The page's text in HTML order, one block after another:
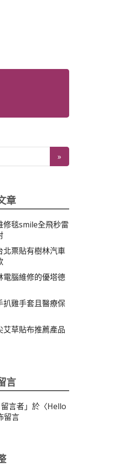
章
修毯smile全飛秒雷
北票貼有樹林汽車
電腦維修的優塔德
扒雞手套且醫療保
草貼布推薦產品
言
言者」於〈Hello
留言